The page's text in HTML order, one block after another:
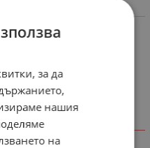
R40B02
за да
нашия
на